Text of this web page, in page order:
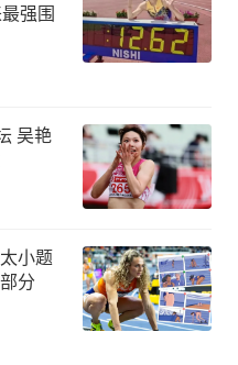
强围
吴艳
小题
分